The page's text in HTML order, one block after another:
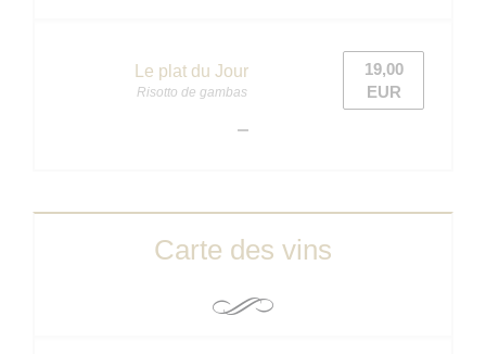
Le plat du Jour
Risotto de gambas
19,00
EUR
Carte des vins